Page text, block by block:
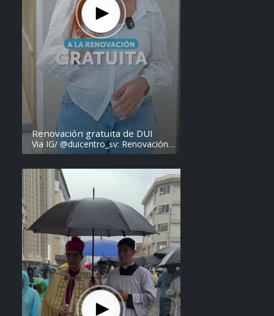
Renovación gratuita de DUI
Via IG/ @duicentro_sv: Renovación
de DUI